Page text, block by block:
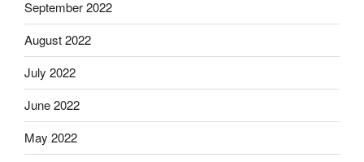
September 2022
August 2022
July 2022
June 2022
May 2022